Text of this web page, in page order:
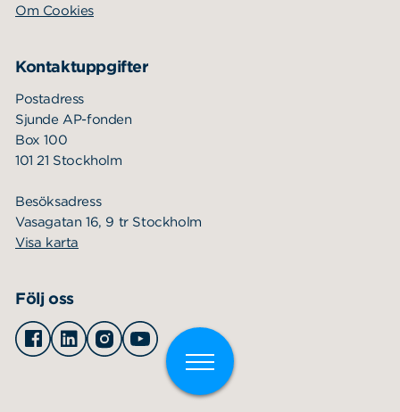
Om Cookies
Kontaktuppgifter
Postadress
Sjunde AP-fonden
Box 100
101 21 Stockholm
Besöksadress
Vasagatan 16, 9 tr Stockholm
Visa karta
Följ oss
Facebook
LinkedinInstagramYoutube